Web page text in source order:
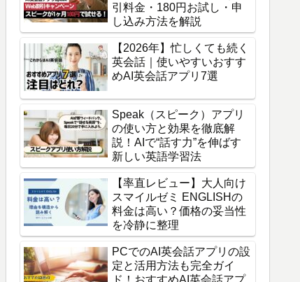
引料金・180円お試し・申
し込み方法を解説
【2026年】忙しくても続く
英会話｜使いやすいおすす
めAI英会話アプリ7選
Speak（スピーク）アプリ
の使い方と効果を徹底解
説！AIで“話す力”を伸ばす
新しい英語学習法
【率直レビュー】大人向け
スマイルゼミ ENGLISHの
料金は高い？価格の妥当性
を冷静に整理
PCでのAI英会話アプリの設
定と活用方法も完全ガイ